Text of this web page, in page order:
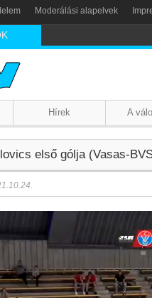
Moderálási alapelvek
Hírek A
első gólja (Vasas-